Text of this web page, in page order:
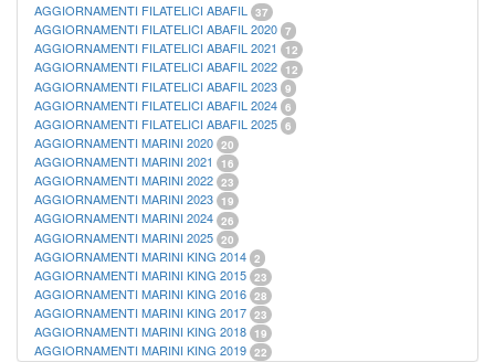
AGGIORNAMENTI FILATELICI ABAFIL 37
AGGIORNAMENTI FILATELICI ABAFIL 2020 7
AGGIORNAMENTI FILATELICI ABAFIL 2021 12
AGGIORNAMENTI FILATELICI ABAFIL 2022 12
AGGIORNAMENTI FILATELICI ABAFIL 2023 9
AGGIORNAMENTI FILATELICI ABAFIL 2024 6
AGGIORNAMENTI FILATELICI ABAFIL 2025 6
AGGIORNAMENTI MARINI 2020 20
AGGIORNAMENTI MARINI 2021 16
AGGIORNAMENTI MARINI 2022 23
AGGIORNAMENTI MARINI 2023 19
AGGIORNAMENTI MARINI 2024 26
AGGIORNAMENTI MARINI 2025 20
AGGIORNAMENTI MARINI KING 2014 2
AGGIORNAMENTI MARINI KING 2015 23
AGGIORNAMENTI MARINI KING 2016 28
AGGIORNAMENTI MARINI KING 2017 23
AGGIORNAMENTI MARINI KING 2018 19
AGGIORNAMENTI MARINI KING 2019 22